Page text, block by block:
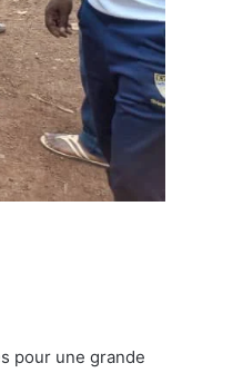
pour une grande